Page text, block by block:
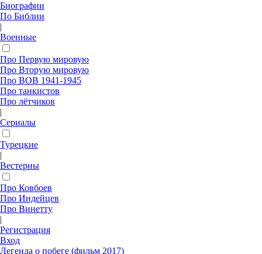
Биографии
По Библии
|
Военные
Про Первую мировую
Про Вторую мировую
Про ВОВ 1941-1945
Про танкистов
Про лётчиков
|
Сериалы
Турецкие
|
Вестерны
Про Ковбоев
Про Индейцев
Про Винетту
|
Регистрация
Вход
Легенда о побеге (фильм 2017)